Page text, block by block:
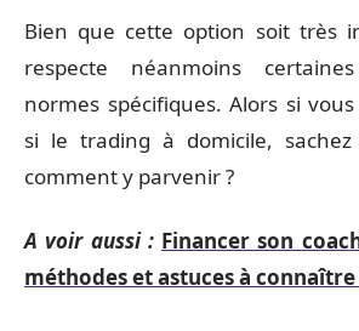
Bien que cette option soit très
respecte néanmoins
normes spécifiques. Alors si
si le trading à domicile,
comment y parvenir ?
A voir aussi : Financer son
méthodes et astuces à connaître